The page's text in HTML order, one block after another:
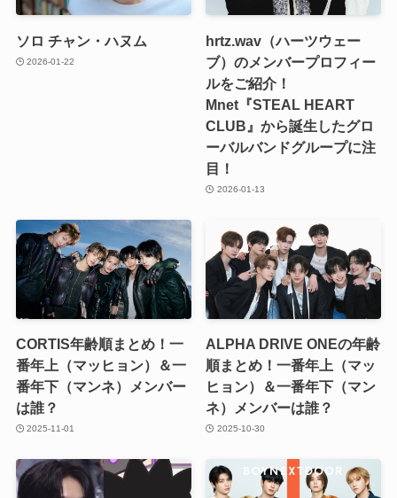
ソロ チャン・ハヌム
2026-01-22
hrtz.wav（ハーツウェー
ブ）のメンバープロフィー
ルをご紹介！
Mnet『STEAL HEART
CLUB』から誕生したグロ
ーバルバンドグループに注
目！
2026-01-13
CORTIS年齢順まとめ！一
番年上（マッヒョン）＆一
番年下（マンネ）メンバー
は誰？
2025-11-01
ALPHA DRIVE ONEの年齢
順まとめ！一番年上（マッ
ヒョン）＆一番年下（マン
ネ）メンバーは誰？
2025-10-30